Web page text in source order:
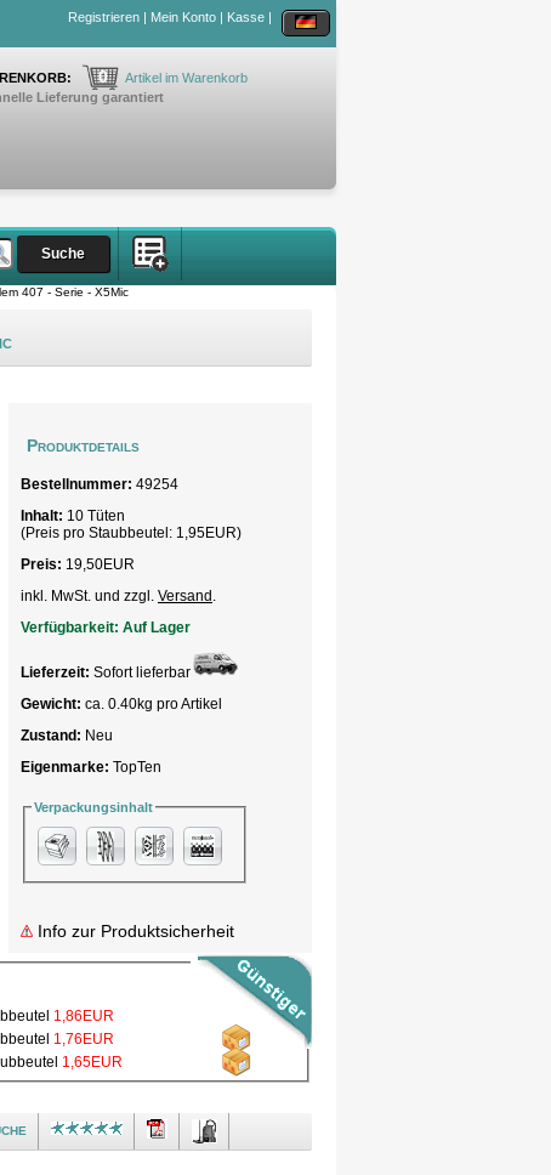
Registrieren | Mein Konto | Kasse |
0
Artikel im Warenkorb
Lieferung garantiert
407 - Serie - X5Mic
Produktdetails
Bestellnummer: 49254
Inhalt: 10 Tüten
(Preis pro Staubbeutel: 1,95EUR)
Preis: 19,50EUR
inkl. MwSt. und zzgl. Versand
Verfügbarkeit: Auf Lager
Lieferzeit: Sofort lieferbar
Gewicht: ca. 0.40kg pro Artikel
Zustand: Neu
Eigenmarke: TopTen
Verpackungsinhalt
Info zur Produktsicherheit
1,86EUR
1,76EUR
1,65EUR